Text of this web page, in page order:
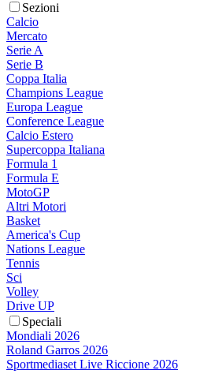
Sezioni
Calcio
Mercato
Serie A
Serie B
Coppa Italia
Champions League
Europa League
Conference League
Calcio Estero
Supercoppa Italiana
Formula 1
Formula E
MotoGP
Altri Motori
Basket
America's Cup
Nations League
Tennis
Sci
Volley
Drive UP
Speciali
Mondiali 2026
Roland Garros 2026
Sportmediaset Live Riccione 2026